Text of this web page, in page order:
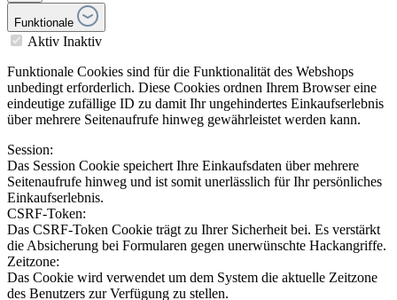
Funktionale
Aktiv Inaktiv
Funktionale Cookies sind für die Funktionalität des Webshops
unbedingt erforderlich. Diese Cookies ordnen Ihrem Browser eine
eindeutige zufällige ID zu damit Ihr ungehindertes Einkaufserlebnis
über mehrere Seitenaufrufe hinweg gewährleistet werden kann.
Session:
Das Session Cookie speichert Ihre Einkaufsdaten über mehrere
Seitenaufrufe hinweg und ist somit unerlässlich für Ihr persönliches
Einkaufserlebnis.
CSRF-Token:
Das CSRF-Token Cookie trägt zu Ihrer Sicherheit bei. Es verstärkt
die Absicherung bei Formularen gegen unerwünschte Hackangriffe.
Zeitzone:
Das Cookie wird verwendet um dem System die aktuelle Zeitzone
des Benutzers zur Verfügung zu stellen.